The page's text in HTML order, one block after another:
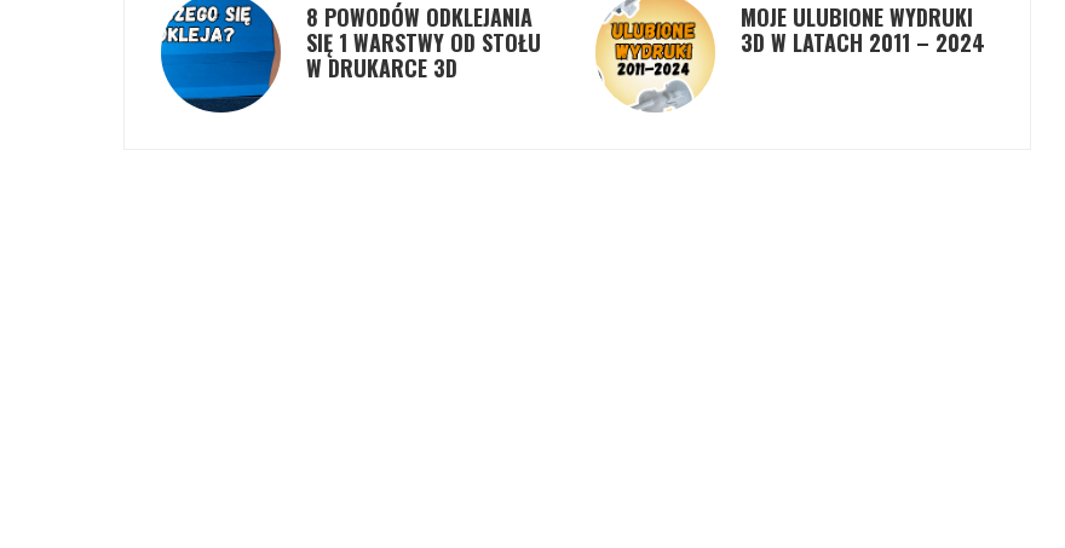
8 POWODÓW ODKLEJANIA
SIĘ 1 WARSTWY OD STOŁU
W DRUKARCE 3D
MOJE ULUBIONE WYDRUKI
3D W LATACH 2011 – 2024